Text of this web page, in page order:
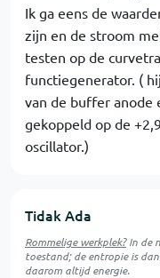
Ik ga eens de
zijn en de stroom
testen op de
functiegenerator. (
van de buffer anode
gekoppeld op de
oscillator.)
Tidak Ada
Rommelige werkplek?In de
toestand; de entropie is
daarom altijd energie.